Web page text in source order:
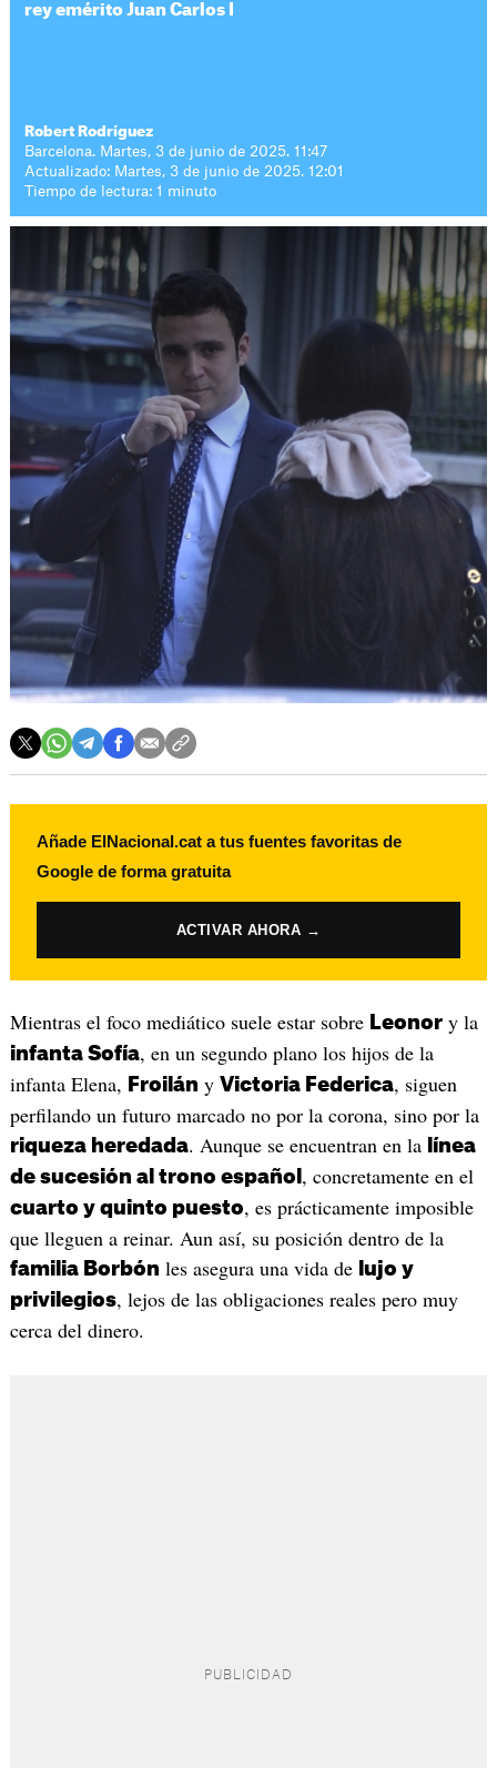
rey emérito Juan Carlos I
Robert Rodríguez
Barcelona. Martes, 3 de junio de 2025. 11:47
Actualizado: Martes, 3 de junio de 2025. 12:01
Tiempo de lectura: 1 minuto
Añade ElNacional.cat a tus fuentes favoritas de
Google de forma gratuita
ACTIVAR AHORA →
Mientras el foco mediático suele estar sobre Leonory la
infanta Sofía, en un segundo plano los hijos de la
infanta Elena, Froilán y Victoria Federica, siguen
perfilando un futuro marcado no por la corona, sino por la
riqueza heredada. Aunque se encuentran en la
línea
de sucesión al trono español , concretamente en el
cuarto y quinto puesto, es prácticamente imposible
que lleguen a reinar. Aun así, su posición dentro de la
familia Borbón les asegura una vida de lujo y
privilegios, lejos de las obligaciones reales pero muy
cerca del dinero.